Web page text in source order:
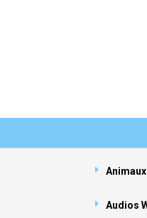
Animaux
Audios